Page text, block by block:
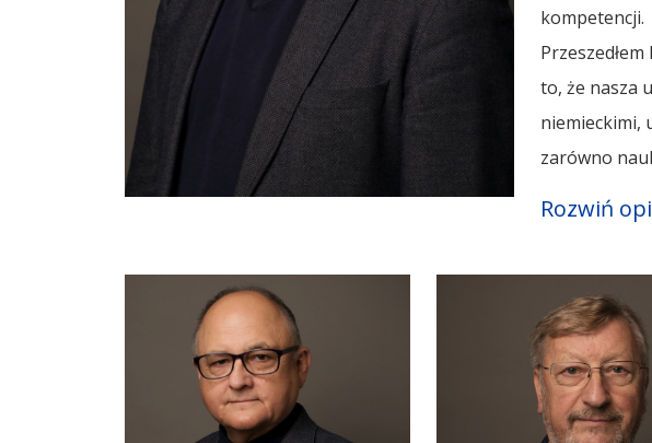
kompetencji.
to, że nasza
niemieckimi,
zarówno
Rozwiń